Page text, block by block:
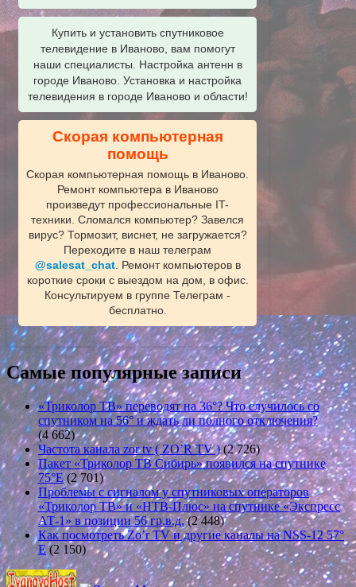
Купить и установить спутниковое
телевидение в Иваново, вам помогут
наши специалисты. Настройка антенн в
городе Иваново. Установка и настройка
телевидения в городе Иваново и области!
Скорая компьютерная
помощь
Скорая компьютерная помощь в Иваново.
Ремонт компьютера в Иваново
произведут профессиональные IT-
техники. Сломался компьютер? Завелся
вирус? Тормозит, виснет, не загружается?
Переходите в наш телеграм
@salesat_chat. Ремонт компьютеров в
короткие сроки с выездом на дом, в офис.
Консультируем в группе Телеграм -
бесплатно.
Самые популярные записи
«Триколор ТВ» переводят на 36°? Что случилось со
спутником на 56° и ждать ли полного отключения?
(4 662)
Частота канала zor tv ( ZO’R TV ) (2 726)
Пакет «Триколор ТВ Сибирь» появился на спутнике
75°E (2 701)
Проблемы с сигналом у спутниковых операторов
«Триколор ТВ» и «НТВ-Плюс» на спутнике «Экспресс
АТ-1» в позиции 56 гр.в.д. (2 448)
Как посмотреть Zo’r TV и другие каналы на NSS-12 57°
E (2 150)